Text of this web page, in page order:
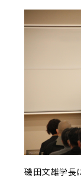
磯田文雄学長